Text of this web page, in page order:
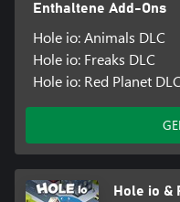
Enthaltene Add-Ons
Hole io: Animals DLC
Hole io: Freaks DLC
Hole io: Red Planet DLC
Hole io &